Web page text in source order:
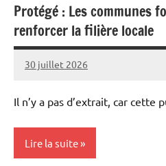
Protégé : Les communes
renforcer la filière locale
30 juillet 2026
Thibaut
Il n’y a pas d’extrait, car cette
Lire la suite